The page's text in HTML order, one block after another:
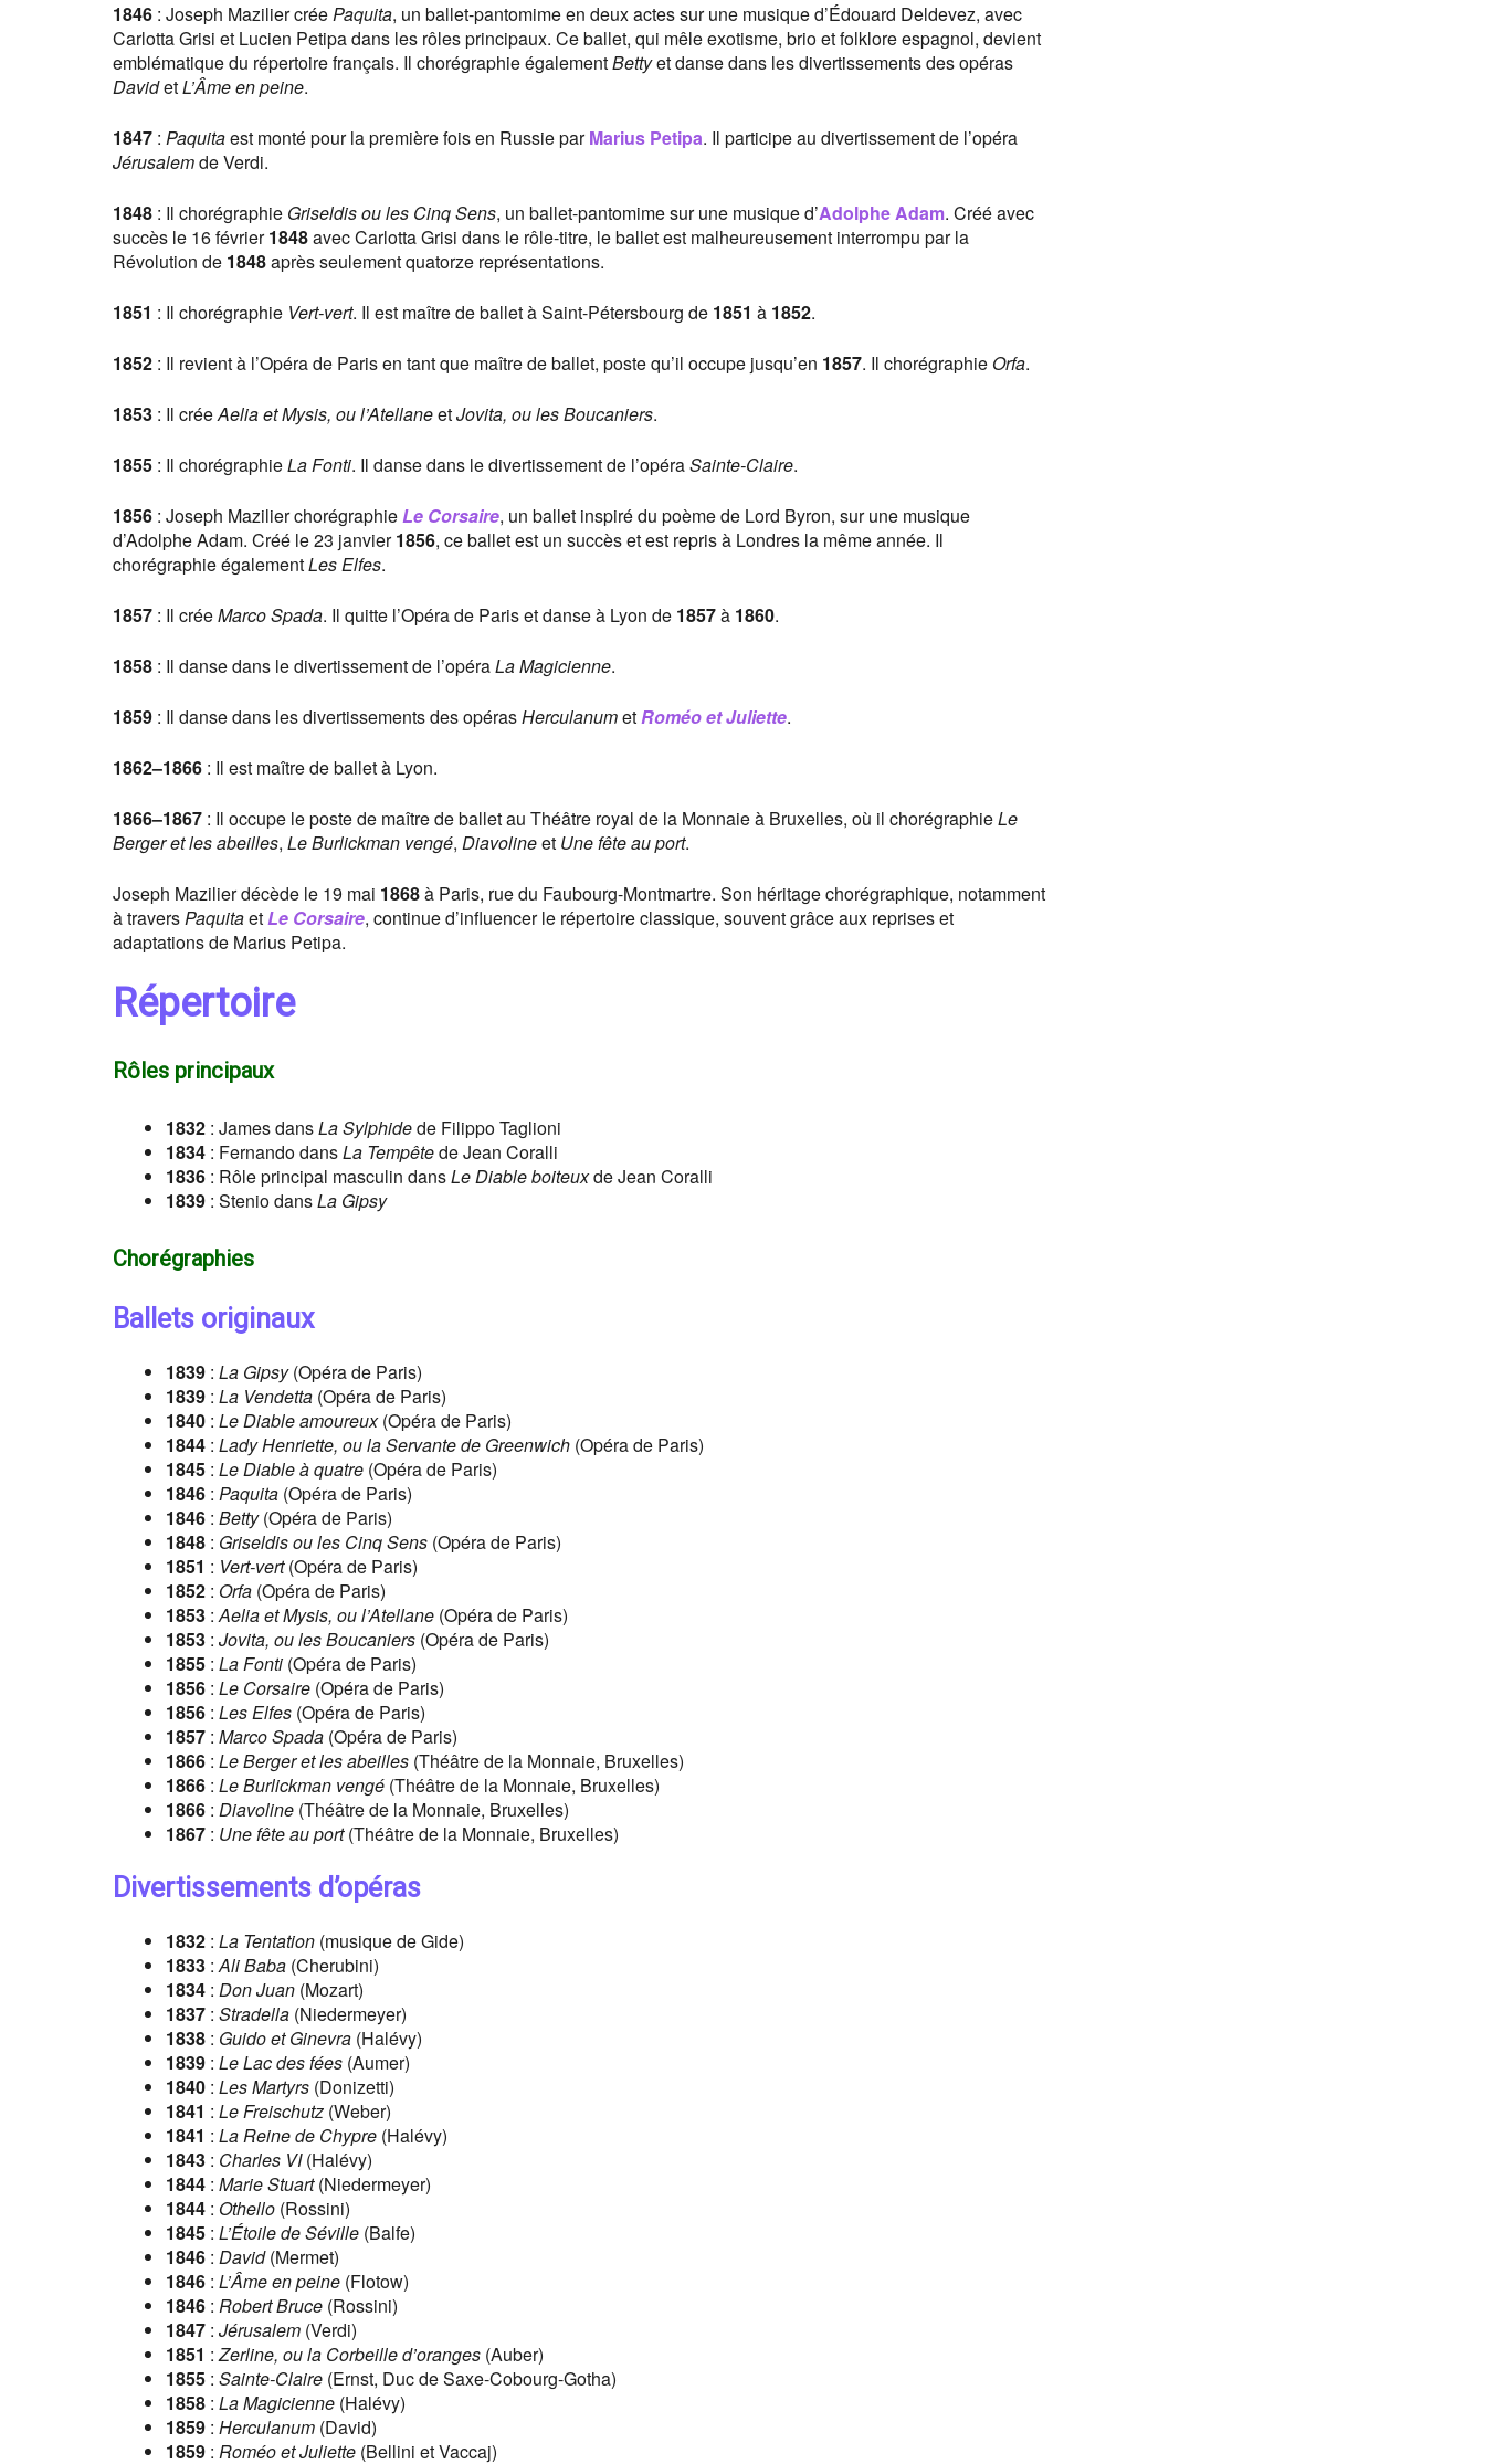
1846 : Joseph Mazilier créePaquita, un ballet-pantomime en deux actes sur une musique d’Édouard Deldevez, avec
Carlotta Grisi et Lucien Petipa dans les rôles principaux. Ce ballet, qui mêle exotisme, brio et folklore espagnol, devient
emblématique du répertoire français. Il chorégraphie égalementBettyet danse dans les divertissements des opéras
DavidetL’Âme en peine.
1847 : Paquitaest monté pour la première fois en Russie parMarius Petipa. Il participe au divertissement de l’opéra
Jérusalemde Verdi.
1848 : Il chorégraphie Griseldis ou les Cinq Sens, un ballet-pantomime sur une musique d’Adolphe Adam. Créé avec
succès le 16 février1848avec Carlotta Grisi dans le rôle-titre, le ballet est malheureusement interrompu par la
Révolution de 1848après seulement quatorze représentations.
1851 : Il chorégraphie Vert-vert. Il est maître de ballet à Saint-Pétersbourg de 1851 à 1852.
1852 : Il revient à l’Opéra de Paris en tant que maître de ballet, poste qu’il occupe jusqu’en 1857. Il chorégraphie Orfa.
1853 : Il créeAelia et Mysis, ou l’AtellaneetJovita, ou les Boucaniers.
1855 : Il chorégraphieLa Fonti. Il danse dans le divertissement de l’opéraSainte-Claire.
1856 : Joseph Mazilier chorégraphieLe Corsaire, un ballet inspiré du poème de Lord Byron, sur une musique
d’Adolphe Adam. Créé le 23 janvier1856, ce ballet est un succès et est repris à Londres la même année. Il
chorégraphie égalementLes Elfes.
1857 : Il créeMarco Spada. Il quitte l’Opéra de Paris et danse à Lyon de 1857à 1860.
1858 : Il danse dans le divertissement de l’opéraLa Magicienne.
1859 : Il danse dans les divertissements des opérasHerculanumetRoméo et Juliette.
1862–1866 : Il est maître de ballet à Lyon.
1866–1867 : Il occupe le poste de maître de ballet au Théâtre royal de la Monnaie à Bruxelles, où il chorégraphieLe
Berger et les abeilles, Le Burlickman vengé, Diavolineet Une fête au port.
Joseph Mazilier décède le 19 mai 1868à Paris, rue du Faubourg-Montmartre. Son héritage chorégraphique, notamment
à traversPaquitaetLe Corsaire, continue d’influencer le répertoire classique, souvent grâce aux reprises et
adaptations de Marius Petipa.
Répertoire
Rôles principaux
1832 : James dansLa Sylphidede Filippo Taglioni
1834 : Fernando dansLa Tempêtede Jean Coralli
1836 : Rôle principal masculin dansLe Diable boiteuxde Jean Coralli
1839 : Stenio dansLa Gipsy
Chorégraphies
Ballets originaux
1839 : La Gipsy(Opéra de Paris)
1839 : La Vendetta (Opéra de Paris)
1840 : Le Diable amoureux(Opéra de Paris)
1844 : Lady Henriette, ou la Servante de Greenwich (Opéra de Paris)
1845 : Le Diable à quatre (Opéra de Paris)
1846 : Paquita (Opéra de Paris)
1846 : Betty(Opéra de Paris)
1848 : Griseldis ou les Cinq Sens (Opéra de Paris)
1851 : Vert-vert(Opéra de Paris)
1852 : Orfa (Opéra de Paris)
1853 :Aelia et Mysis, ou l’Atellane (Opéra de Paris)
1853 : Jovita, ou les Boucaniers (Opéra de Paris)
1855 : La Fonti (Opéra de Paris)
1856 : Le Corsaire (Opéra de Paris)
1856 : Les Elfes (Opéra de Paris)
1857 : Marco Spada (Opéra de Paris)
1866 : Le Berger et les abeilles (Théâtre de la Monnaie, Bruxelles)
1866 : Le Burlickman vengé (Théâtre de la Monnaie, Bruxelles)
1866 : Diavoline (Théâtre de la Monnaie, Bruxelles)
1867 : Une fête au port(Théâtre de la Monnaie, Bruxelles)
Divertissements d’opéras
1832 : La Tentation (musique de Gide)
1833 :Ali Baba (Cherubini)
1834 : Don Juan (Mozart)
1837 : Stradella (Niedermeyer)
1838 : Guido et Ginevra (Halévy)
1839 : Le Lac des fées (Aumer)
1840 : Les Martyrs (Donizetti)
1841 : Le Freischutz (Weber)
1841 : La Reine de Chypre (Halévy)
1843 : Charles VI(Halévy)
1844 : Marie Stuart(Niedermeyer)
1844 : Othello (Rossini)
1845 : L’Étoile de Séville (Balfe)
1846 : David(Mermet)
1846 : L’Âme en peine (Flotow)
1846 : Robert Bruce (Rossini)
1847 : Jérusalem (Verdi)
1851 :Zerline, ou la Corbeille d’oranges (Auber)
1855 : Sainte-Claire (Ernst, Duc de Saxe-Cobourg-Gotha)
1858 : La Magicienne (Halévy)
1859 : Herculanum (David)
1859 : Roméo et Juliette (Bellini et Vaccaj)